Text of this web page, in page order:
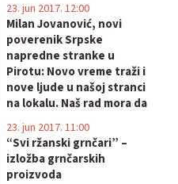
Milan Jovanović, novi
poverenik Srpske
napredne stranke u
Pirotu: Novo vreme traži i
nove ljude u našoj stranci
na lokalu. Naš rad mora da
bude u funkciji daljeg
razvoja grada!
23. jun 2017. 12:00
“Svi ržanski grnčari” –
izložba grnčarskih
proizvoda
23. jun 2017. 11:00